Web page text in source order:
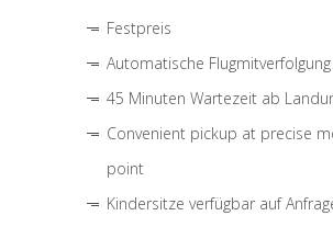
Festpreis
Automatische Flugmitverfolgung
45 Minuten Wartezeit ab
Convenient pickup at precise
point
Kindersitze verfügbar auf